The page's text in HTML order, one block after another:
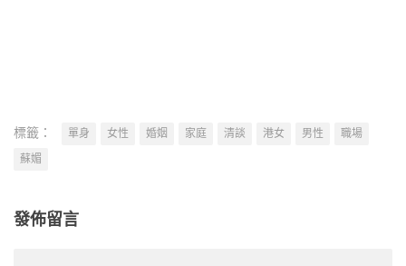
標籤： 單身 女性 婚姻 家庭 清談 港女 男性
職場
蘇媚
發佈留言